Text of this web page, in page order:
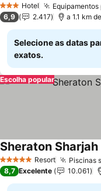
3 EstrelasHotel
6,9 2.417 a 1.1 km
Selecione as datas
exatos.
Escolha popular
5 Estrelas Resort Piscinas
Sheraton
8,7 Excelente 10.061